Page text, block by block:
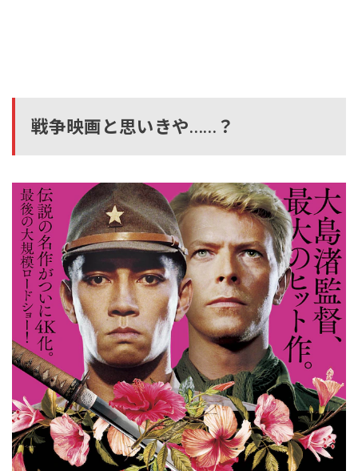
戦争映画と思いきや……？